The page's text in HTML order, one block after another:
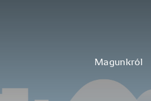
Magunkról